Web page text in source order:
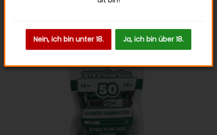
Nein, ich bin unter 18. Ja, ich bin über 18.